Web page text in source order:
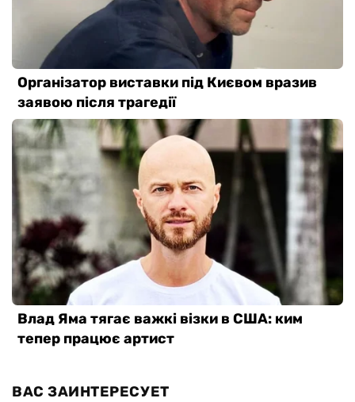
ВАС ЗАИНТЕРЕСУЕТ